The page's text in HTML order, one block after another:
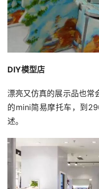
DIY模型店
漂亮又仿真的展示品也常
的mini简易摩托车，到
述。